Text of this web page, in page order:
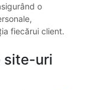
o
fiecărui client.
site-uri